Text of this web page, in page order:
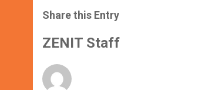
t
s
p
p
s
e
g
e
e
b
o
k
Share this Entry
ZENIT Staff